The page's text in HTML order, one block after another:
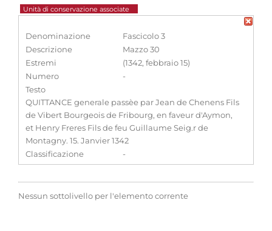
Unità di conservazione associate
Denominazione
Fascicolo 3
Descrizione
Mazzo 30
Estremi
(1342, febbraio 15)
Numero
-
Testo
QUITTANCE generale passèe par Jean de Chenens Fils
de Vibert Bourgeois de Fribourg, en faveur d'Aymon,
et Henry Freres Fils de feu Guillaume Seig.r de
Montagny. 15. Janvier 1342
Classificazione
-
Nessun sottolivello per l'elemento corrente